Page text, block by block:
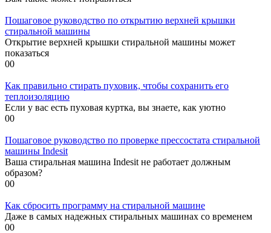
Пошаговое руководство по открытию верхней крышки
стиральной машины
Открытие верхней крышки стиральной машины может
показаться
00
Как правильно стирать пуховик, чтобы сохранить его
теплоизоляцию
Если у вас есть пуховая куртка, вы знаете, как уютно
00
Пошаговое руководство по проверке прессостата стиральной
машины Indesit
Ваша стиральная машина Indesit не работает должным
образом?
00
Как сбросить программу на стиральной машине
Даже в самых надежных стиральных машинах со временем
00